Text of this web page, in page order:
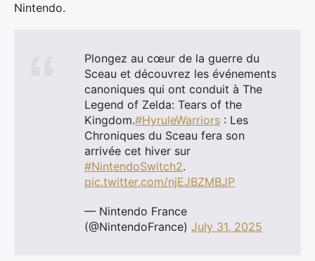
Nintendo.
Plongez au cœur de la guerre du
Sceau et découvrez les événements
canoniques qui ont conduit à The
Legend of Zelda: Tears of the
Kingdom.#HyruleWarriors : Les
Chroniques du Sceau fera son
arrivée cet hiver sur
#NintendoSwitch2.
pic.twitter.com/njEJBZMBJP
— Nintendo France
(@NintendoFrance) July 31, 2025